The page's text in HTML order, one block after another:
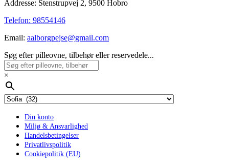
Addresse: Stenstrupvej 2, 9500 Hobro
Telefon: 98554146
Email: aalborgpejse@gmail.com
Søg efter pilleovne, tilbehør eller reservedele...
×
Din konto
Miljø & Ansvarlighed
Handelsbetingelser
Privatlivspolitik
Cookiepolitik (EU)